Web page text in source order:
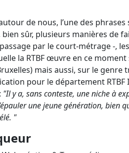
de nous, l’une des
sûr, plusieurs manières de
par le court-métrage -,
la RTBF œuvre en ce
mais aussi, sur le genre
pour le département RTBF
"Il y a, sans conteste, une niche à
une jeune génération, bien
"